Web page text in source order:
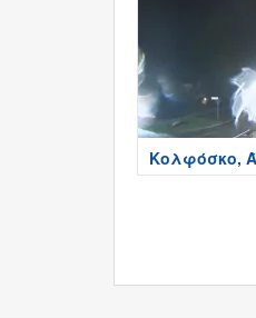
Κολφόσκο,
Colfosco